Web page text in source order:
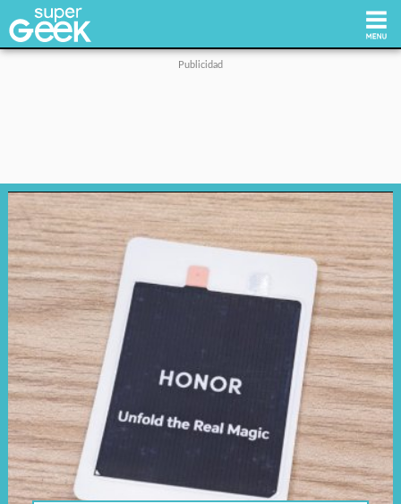
Tecnología
Videojuegos
Reviews
Cultura Pop
Streaming
Síguenos: